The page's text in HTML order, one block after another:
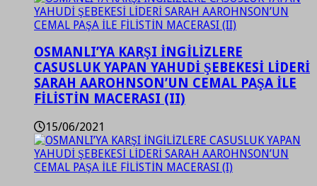
OSMANLI’YA KARŞI İNGİLİZLERE
CASUSLUK YAPAN YAHUDİ ŞEBEKESİ LİDERİ
SARAH AAROHNSON’UN CEMAL PAŞA İLE
FİLİSTİN MACERASI (II)
15/06/2021